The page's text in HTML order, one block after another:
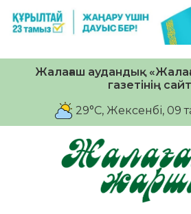
Жалағаш аудандық
газетінің
29°C, Жексенбі, 09